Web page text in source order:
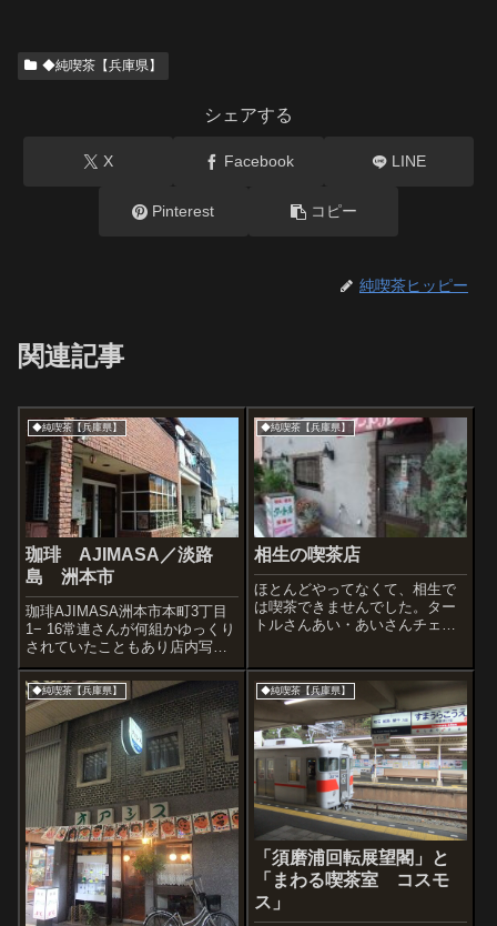
◆純喫茶【兵庫県】
シェアする
X Facebook LINE
Pinterest コピー
純喫茶ヒッピー
関連記事
◆純喫茶【兵庫県】
珈琲 AJIMASA／淡路
島 洲本市
珈琲AJIMASA洲本市本町3丁目
1− 16常連さんが何組かゆっくり
されていたこともあり店内写真
はありませんが、珈琲のおいし
い店。こんな渋い看板が目に入
ったら、いくしかありません。
◆純喫茶【兵庫県】
相生の喫茶店
ほとんどやってなくて、相生で
は喫茶できませんでした。ター
トルさんあい・あいさんチェリ
◆純喫茶【兵庫県】 ◆純喫茶【兵庫県】
「須磨浦回転展望閣」と
「まわる喫茶室 コスモ
ス」